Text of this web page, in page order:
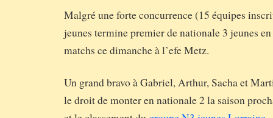
Malgré une forte concurrence (15 équipes
jeunes termine premier de nationale 3 jeunes
matchs ce dimanche à l’efe Metz.
Un grand bravo à Gabriel, Arthur, Sacha et
le droit de monter en nationale 2 la saison